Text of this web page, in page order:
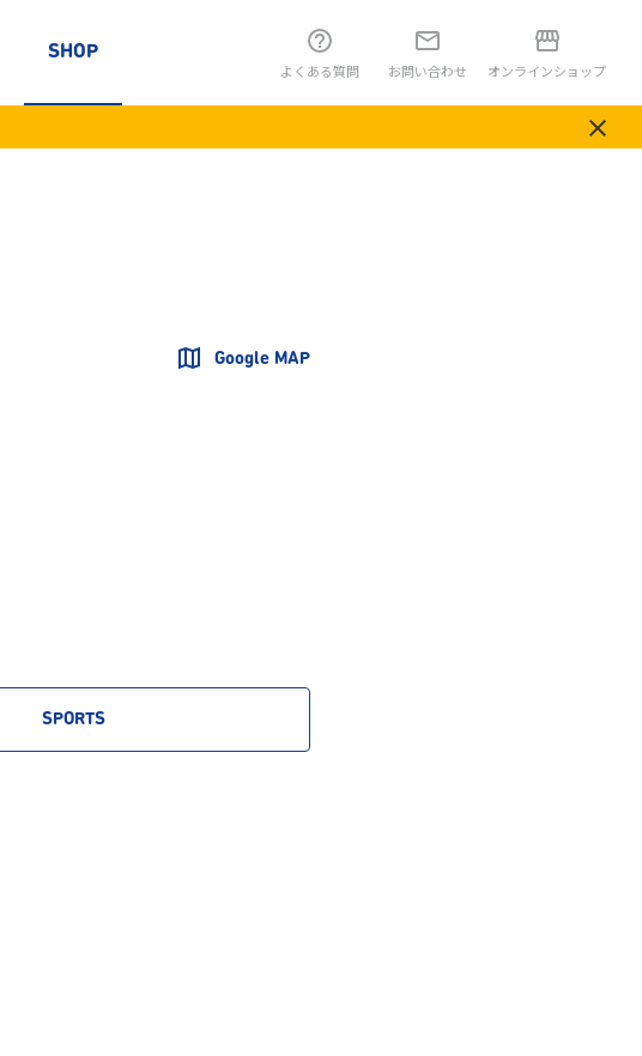
SHOP
よくある質問 お問い合わせ オンラインショップ
Google MAP
SPORTS